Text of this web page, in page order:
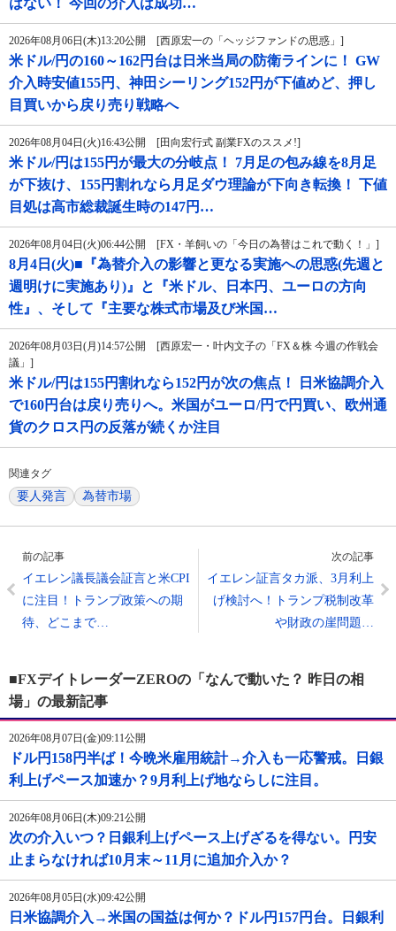
はない！ 今回の介入は成功…
2026年08月06日(木)13:20公開 [西原宏一の「ヘッジファンドの思惑」]
米ドル/円の160～162円台は日米当局の防衛ラインに！ GW
介入時安値155円、神田シーリング152円が下値めど、押し
目買いから戻り売り戦略へ
2026年08月04日(火)16:43公開 [田向宏行式 副業FXのススメ!]
米ドル/円は155円が最大の分岐点！ 7月足の包み線を8月足
が下抜け、155円割れなら月足ダウ理論が下向き転換！ 下値
目処は高市総裁誕生時の147円…
2026年08月04日(火)06:44公開 [FX・羊飼いの「今日の為替はこれで動く！」]
8月4日(火)■『為替介入の影響と更なる実施への思惑(先週と
週明けに実施あり)』と『米ドル、日本円、ユーロの方向
性』、そして『主要な株式市場及び米国…
2026年08月03日(月)14:57公開 [西原宏一・叶内文子の「FX＆株 今週の作戦会
議」]
米ドル/円は155円割れなら152円が次の焦点！ 日米協調介入
で160円台は戻り売りへ。米国がユーロ/円で円買い、欧州通
貨のクロス円の反落が続くか注目
関連タグ
要人発言 為替市場
前の記事
イエレン議長議会証言と米CPI
に注目！トランプ政策への期
待、どこまで…
次の記事
イエレン証言タカ派、3月利上
げ検討へ！トランプ税制改革
や財政の崖問題…
■FXデイトレーダーZEROの「なんで動いた？ 昨日の相
場」の最新記事
2026年08月07日(金)09:11公開
ドル円158円半ば！今晩米雇用統計→介入も一応警戒。日銀
利上げペース加速か？9月利上げ地ならしに注目。
2026年08月06日(木)09:21公開
次の介入いつ？日銀利上げペース上げざるを得ない。円安
止まらなければ10月末～11月に追加介入か？
2026年08月05日(水)09:42公開
日米協調介入→米国の国益は何か？ドル円157円台。日銀利